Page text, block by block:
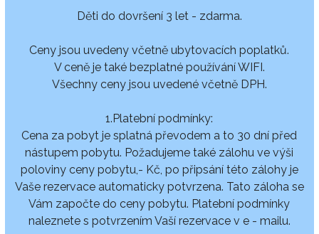
Děti do dovršení 3 let - zdarma.
Ceny jsou uvedeny včetně ubytovacích poplatků.
V ceně je také bezplatné používání WIFI.
Všechny ceny jsou uvedené včetně DPH.
1.Platební podmínky:
Cena za pobyt je splatná převodem a to 30 dní před
nástupem pobytu. Požadujeme také zálohu ve výši
poloviny ceny pobytu,- Kč, po připsání této zálohy je
Vaše rezervace automaticky potvrzena. Tato záloha se
Vám započte do ceny pobytu. Platební podmínky
naleznete s potvrzením Vaší rezervace v e - mailu.